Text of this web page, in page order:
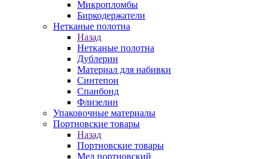
Микропломбы
Биркодержатели
Нетканые полотна
Назад
Нетканые полотна
Дублерин
Материал для набивки
Синтепон
Спанбонд
Флизелин
Упаковочные материалы
Портновские товары
Назад
Портновские товары
Мел портновский